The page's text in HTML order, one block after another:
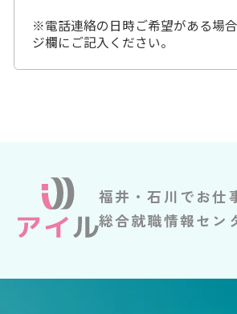
※電話連絡の日時ご希望がある場
ジ欄にご記入ください。
福井・石川でお仕
総合就職情報セン